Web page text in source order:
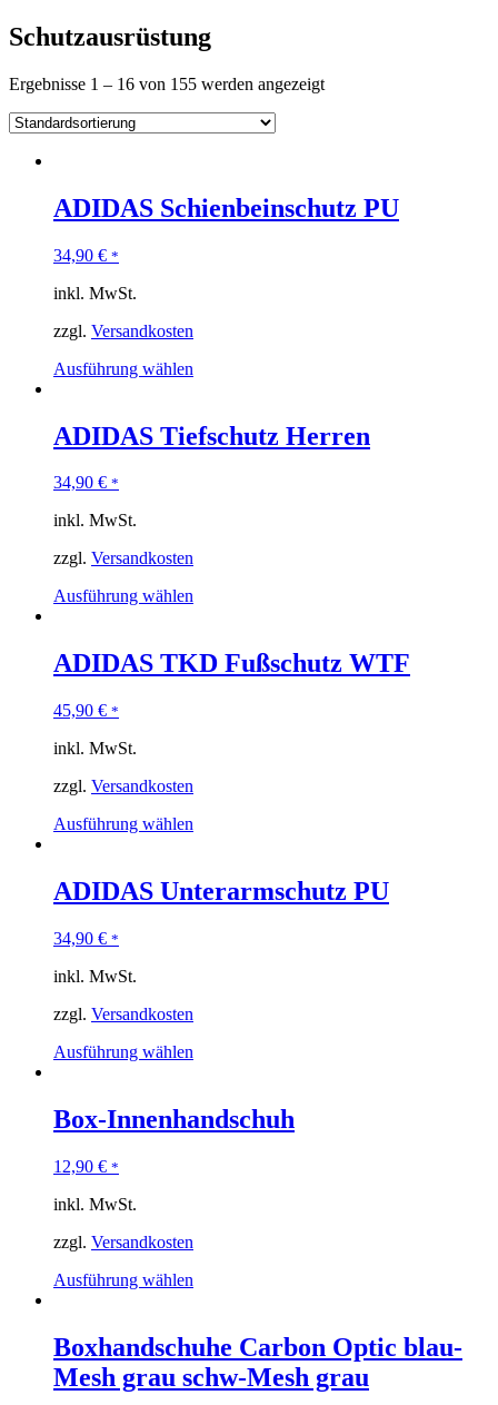
Schutzausrüstung
Ergebnisse 1 – 16 von 155 werden angezeigt
ADIDAS Schienbeinschutz PU
34,90 € *
inkl. MwSt.
zzgl. Versandkosten
Ausführung wählen
ADIDAS Tiefschutz Herren
34,90 € *
inkl. MwSt.
zzgl. Versandkosten
Ausführung wählen
ADIDAS TKD Fußschutz WTF
45,90 € *
inkl. MwSt.
zzgl. Versandkosten
Ausführung wählen
ADIDAS Unterarmschutz PU
34,90 € *
inkl. MwSt.
zzgl. Versandkosten
Ausführung wählen
Box-Innenhandschuh
12,90 € *
inkl. MwSt.
zzgl. Versandkosten
Ausführung wählen
Boxhandschuhe Carbon Optic blau-
Mesh grau schw-Mesh grau